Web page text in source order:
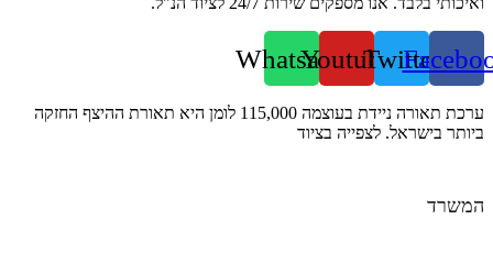
Twitter
Youtube
Whatsapp
ערכת תאורה ניידת בעוצמה 115,000 לומן היא תאורת ההיצף החזקה
ביותר בישראל. לצפייה בציוד
המשרד